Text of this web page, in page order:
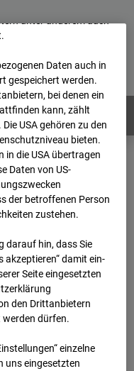
– 96WE - Cam 2
14:45
5B –
unter anderem auch
Daten auch in
gespeichert werden.
bei denen ein
kann, zählt
USA gehören zu den
bieten.
in die USA übertragen
Daten von US-
der betroffenen Person
zustehen.
darauf hin, dass Sie
akzeptieren“ damit ein­
Seite eingesetzten
den Drittanbietern
werden dürfen.
einzelne
uns eingesetzten